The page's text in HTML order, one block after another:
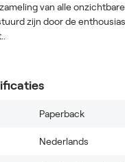
van alle
zijn door de
Paperback
Nederlands